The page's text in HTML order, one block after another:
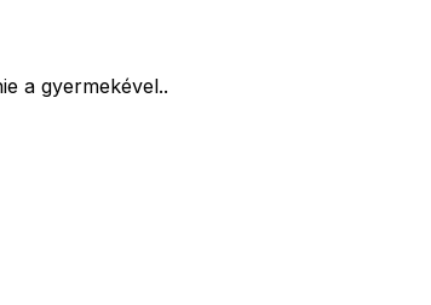
a gyermekével..